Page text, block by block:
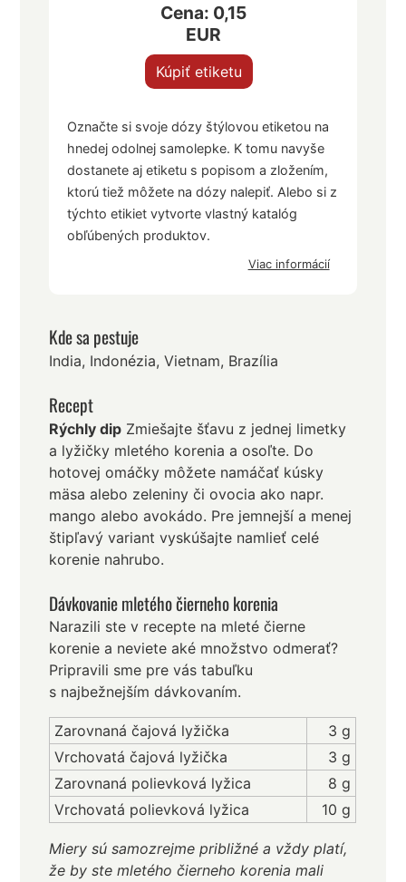
Cena: 0,15
EUR
Kúpiť etiketu
Označte si svoje dózy štýlovou etiketou na
hnedej odolnej samolepke. K tomu navyše
dostanete aj etiketu s popisom a zložením,
ktorú tiež môžete na dózy nalepiť. Alebo si z
týchto etikiet vytvorte vlastný katalóg
obľúbených produktov.
Viac informácií
Kde sa pestuje
India, Indonézia, Vietnam, Brazília
Recept
Rýchly dip Zmiešajte šťavu z jednej limetky
a lyžičky mletého korenia a osoľte. Do
hotovej omáčky môžete namáčať kúsky
mäsa alebo zeleniny či ovocia ako napr.
mango alebo avokádo. Pre jemnejší a menej
štipľavý variant vyskúšajte namlieť celé
korenie nahrubo.
Dávkovanie mletého čierneho korenia
Narazili ste v recepte na mleté čierne
korenie a neviete aké množstvo odmerať?
Pripravili sme pre vás tabuľku
s najbežnejším dávkovaním.
Zarovnaná čajová lyžička
3 g
Vrchovatá čajová lyžička
3 g
Zarovnaná polievková lyžica
8 g
Vrchovatá polievková lyžica
10 g
Miery sú samozrejme približné a vždy platí,
že by ste mletého čierneho korenia mali